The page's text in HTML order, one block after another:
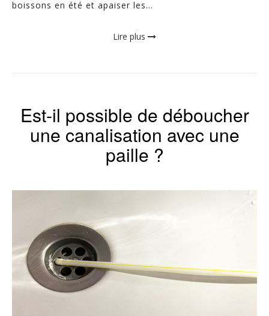
boissons en été et apaiser les...
Lire plus
Est-il possible de déboucher
une canalisation avec une
paille ?